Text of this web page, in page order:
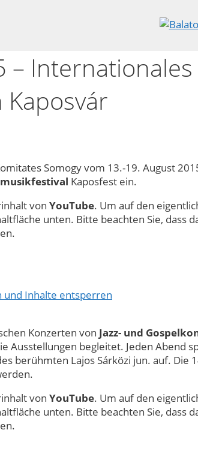
– Internationales
Somogy vom 13.-19. August
Kaposfest ein.
von YouTube. Um auf den
unten. Bitte beachten Sie, dass
und Inhalte entsperren
Konzerten von Jazz- und
Ausstellungen begleitet. Jeden Abend
berühmten Lajos Sárközi jun. auf. Die
von YouTube. Um auf den
unten. Bitte beachten Sie, dass